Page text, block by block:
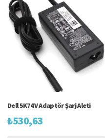
Dell 5K74V Adaptör Şarj Aleti
₺530,63